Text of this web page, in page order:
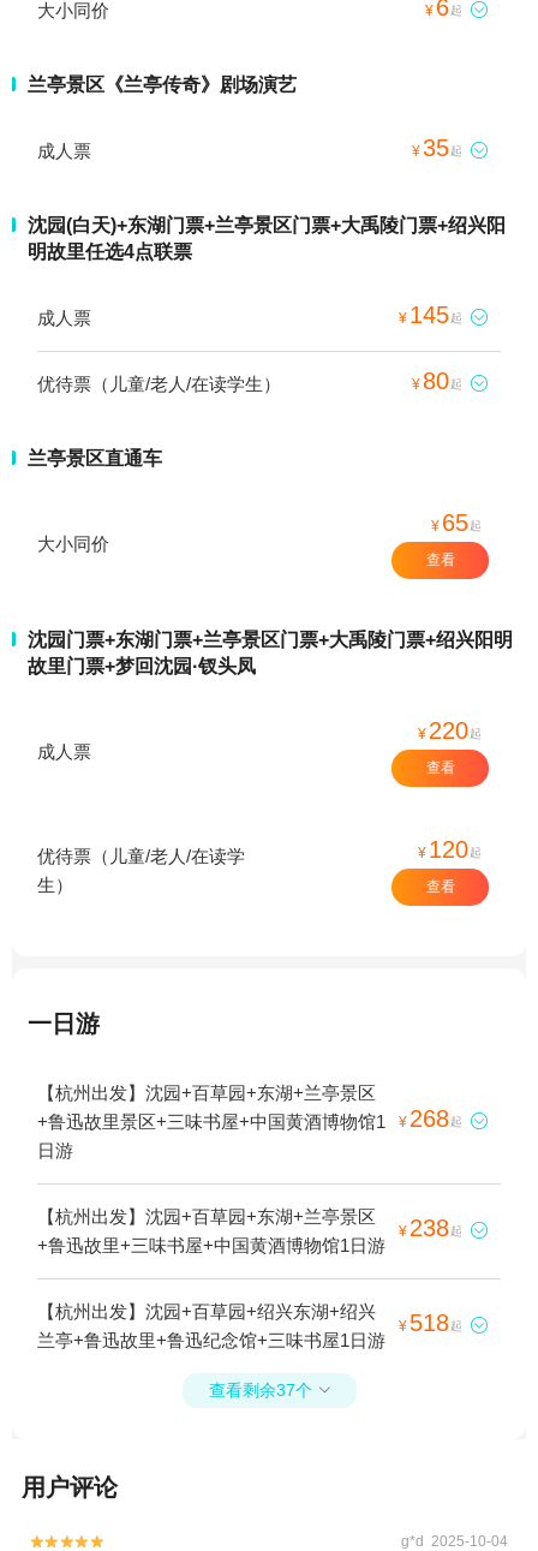
大小同价 ¥ 6起 
兰亭景区《兰亭传奇》剧场演艺
成人票 ¥35起 
沈园(白天)+东湖门票+兰亭景区门票+大禹陵门票+绍兴阳
明故里任选4点联票
成人票 ¥ 145起 
优待票（儿童/老人/在读学生） ¥ 80起 
兰亭景区直通车
大小同价
¥ 65起
查看
沈园门票+东湖门票+兰亭景区门票+大禹陵门票+绍兴阳明
故里门票+梦回沈园·钗头凤
成人票
¥ 220起
查看
优待票（儿童/老人/在读学
生）
¥ 120起
查看
一日游
【杭州出发】沈园+百草园+东湖+兰亭景区
+鲁迅故里景区+三味书屋+中国黄酒博物馆1
日游
¥ 268起 
【杭州出发】沈园+百草园+东湖+兰亭景区
+鲁迅故里+三味书屋+中国黄酒博物馆1日游
¥ 238起 
【杭州出发】沈园+百草园+绍兴东湖+绍兴
兰亭+鲁迅故里+鲁迅纪念馆+三味书屋1日游
¥ 518起 
查看剩余37个 
用户评论

 g*d 2025-10-04